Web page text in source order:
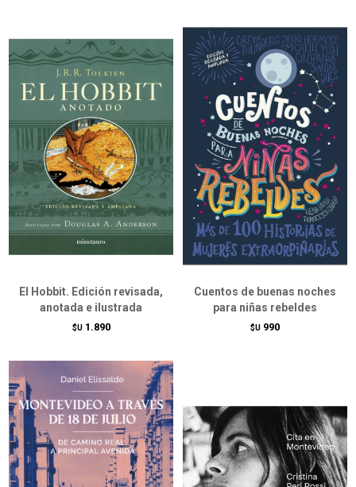
El Hobbit. Edición revisada,
anotada e ilustrada
$U 1.890
Cuentos de buenas noches
para niñas rebeldes
$U 990